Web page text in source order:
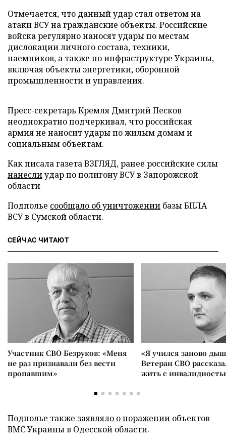
Отмечается, что данный удар стал ответом на
атаки ВСУ на гражданские объекты. Российские
войска регулярно наносят удары по местам
дислокации личного состава, техники,
наемников, а также по инфраструктуре Украины,
включая объекты энергетики, оборонной
промышленности и управления.
Пресс-секретарь Кремля Дмитрий Песков
неоднократно подчеркивал, что российская
армия не наносит удары по жилым домам и
социальным объектам.
Как писала газета ВЗГЛЯД, ранее российские силы
нанеслиудар по полигону ВСУ в Запорожской
области
Подполье сообщало об уничтожении базы БПЛА
ВСУ в Сумской области.
СЕЙЧАС ЧИТАЮТ
Участник СВО Безруков: «Меня
не раз признавали без вести
пропавшим»
«Я учился заново
Ветеран СВО
жить с
Подполье также заявляло о поражении объектов
ВМС Украины в Одесской области.